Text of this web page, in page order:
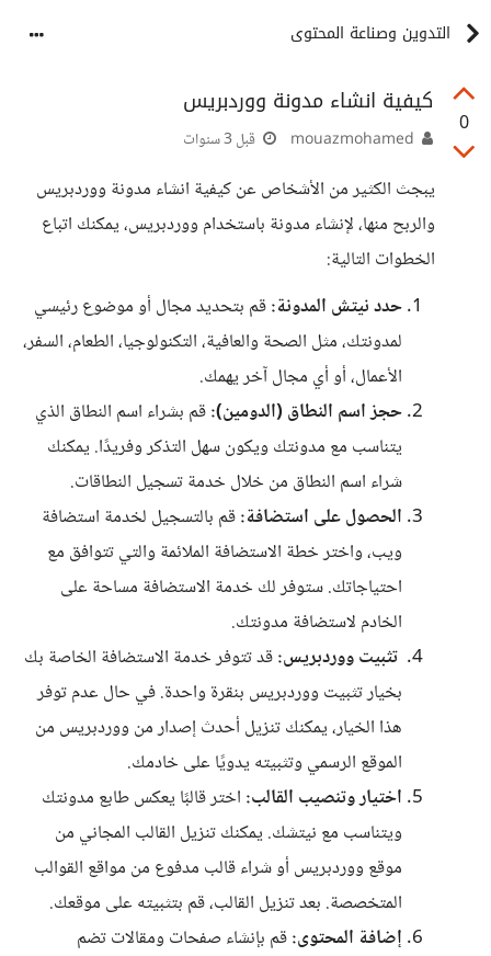
التدوين وصناعة المحتوى
0
كيفية انشاء مدونة ووردبريس
قبل 3 سنوات
يبجث الكثير من الأشخاص عن كيفية انشاء مدونة ووردبريس
والربح منها، لإنشاء مدونة باستخدام ووردبريس، يمكنك اتباع
الخطوات التالية:
حدد نيتش المدونة:قم بتحديد مجال أو موضوع رئيسي
لمدونتك، مثل الصحة والعافية، التكنولوجيا، الطعام، السفر،
الأعمال، أو أي مجال آخر يهمك.
حجز اسم النطاق (الدومين):قم بشراء اسم النطاق الذي
يتناسب مع مدونتك ويكون سهل التذكر وفريدًا. يمكنك
شراء اسم النطاق من خلال خدمة تسجيل النطاقات.
الحصول على استضافة:قم بالتسجيل لخدمة استضافة
ويب، واختر خطة الاستضافة الملائمة والتي تتوافق مع
احتياجاتك. ستوفر لك خدمة الاستضافة مساحة على
الخادم لاستضافة مدونتك.
تثبيت ووردبريس:قد تتوفر خدمة الاستضافة الخاصة بك
بخيار تثبيت ووردبريس بنقرة واحدة. في حال عدم توفر
هذا الخيار، يمكنك تنزيل أحدث إصدار من ووردبريس من
الموقع الرسمي وتثبيته يدويًا على خادمك.
اختيار وتنصيب القالب: اختر قالبًا يعكس طابع مدونتك
ويتناسب مع نيتشك. يمكنك تنزيل القالب المجاني من
موقع ووردبريس أو شراء قالب مدفوع من مواقع القوالب
المتخصصة. بعد تنزيل القالب، قم بتثبيته على موقعك.
إضافة المحتوى:قم بإنشاء صفحات ومقالات تضم